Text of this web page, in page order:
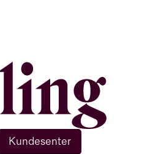
Kundesenter